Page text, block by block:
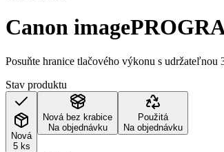
Canon
Posuňte hranice tlačového výkonu s
Stav produktu
Nová
5 ks
Nová bez krabice
Na objednávku
Použitá
Na objednávku